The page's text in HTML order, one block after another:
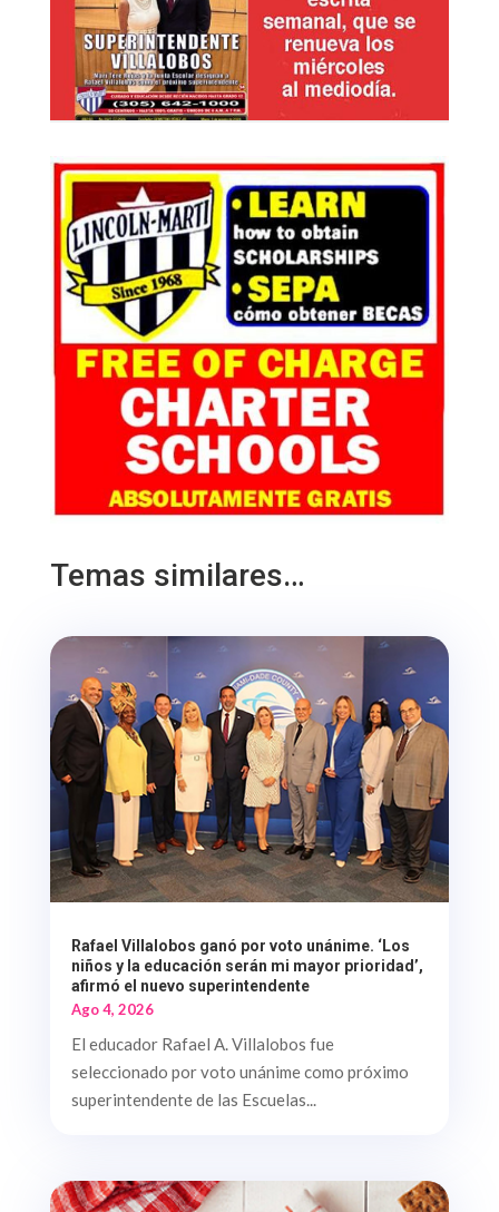
Temas similares…
Rafael Villalobos ganó por voto unánime. ‘Los
niños y la educación serán mi mayor prioridad’,
afirmó el nuevo superintendente
Ago 4, 2026
El educador Rafael A. Villalobos fue
seleccionado por voto unánime como próximo
superintendente de las Escuelas...